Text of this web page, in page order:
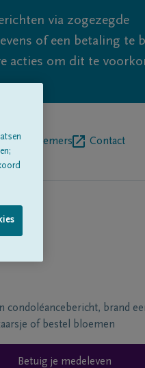
via zogezegde
of een betaling te
acties om dit te
Contact
condoléancebericht, brand
of bestel bloemen
Betuig je medeleven